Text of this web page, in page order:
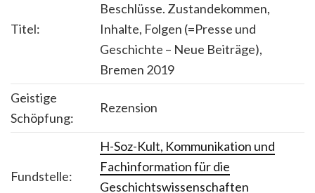
Titel:
Beschlüsse. Zustandekommen,
Inhalte, Folgen (=Presse und
Geschichte – Neue Beiträge),
Bremen 2019
Geistige
Schöpfung:
Rezension
Fundstelle:
H-Soz-Kult, Kommunikation und
Fachinformation für die
Geschichtswissenschaften